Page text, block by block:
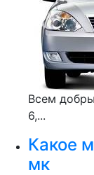
Всем
6,...
Какое
мк